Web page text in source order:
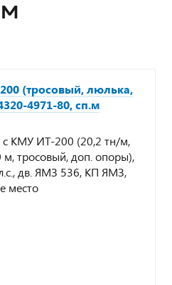
(тросовый, люлька,
4971-80, сп.м
с КМУ ИТ-200 (20,2 тн/м,
м, тросовый, доп. опоры),
дв. ЯМЗ 536, КП ЯМЗ,
место